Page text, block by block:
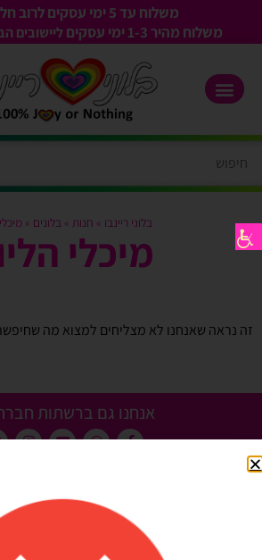
משלוח עד 5 ימי עסקים לרוב חלקי הארץ!
משלוח מהיר 1-3
ימי עסקים ליישובים
בלוני ריינבו » חנות » בלונים »
מיכלי
זה נראה שאנחנו לא מצליחים למצוא מה
אנחנו גם ברשתות
באתר ניתנת לעיתים הנחה על המחיר
מבצע. מבצעים מתקיימים מעת לעת